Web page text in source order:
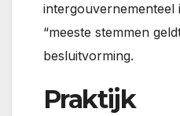
intergouvernementeel
“meeste stemmen
besluitvorming.
Praktijk